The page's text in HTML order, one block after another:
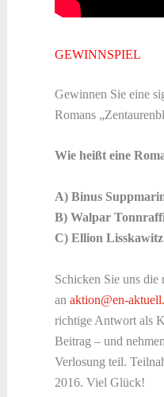
GEWINNSPIEL
Gewinnen Sie eine
Romans
Wie heißt eine
A) Binus
B) Walpar
C) Ellion Lisskawitz
Schicken Sie uns
an aktion@en-
richtige Antwort als
Beitrag – und
Verlosung teil.
2016. Viel Glück!